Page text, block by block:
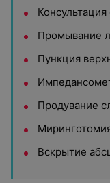
Промывание
Пункция
Продувание
Вскрытие